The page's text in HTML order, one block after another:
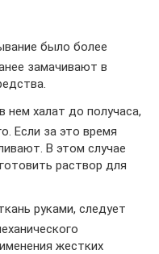
было более
замачивают в
халат до получаса,
Если за это время
В этом случае
раствор для
руками, следует
жестких